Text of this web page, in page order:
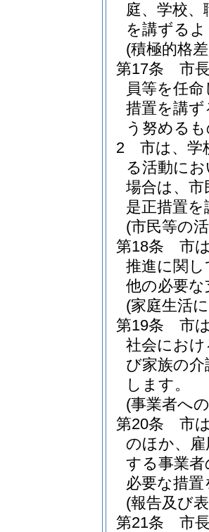
庭、学校
を講ずる
(積極的格
第17条
市
員等を任
措置を講
う努める
2
市は、学
る活動に
場合は、市
是正措置
(市民等の
第18条
市
推進に関
他の必要
(家庭生活
第19条
市
社会にお
び家族の
します。
(事業者へ
第20条
市
のほか、
する事業
必要な措
(報告及び
第21条
市